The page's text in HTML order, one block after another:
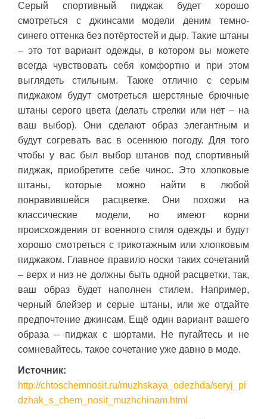
Серый спортивный пиджак будет хорошо
смотреться с джинсами модели деним темно-
синего оттенка без потёртостей и дыр. Такие штаны
– это тот вариант одежды, в котором вы можете
всегда чувствовать себя комфортно и при этом
выглядеть стильным. Также отлично с серым
пиджаком будут смотреться шерстяные брючные
штаны серого цвета (делать стрелки или нет – на
ваш выбор). Они сделают образ элегантным и
будут согревать вас в осеннюю погоду. Для того
чтобы у вас был выбор штанов под спортивный
пиджак, приобретите себе чинос. Это хлопковые
штаны, которые можно найти в любой
понравившейся расцветке. Они похожи на
классические модели, но имеют корни
происхождения от военного стиля одежды и будут
хорошо смотреться с трикотажным или хлопковым
пиджаком. Главное правило носки таких сочетаний
– верх и низ не должны быть одной расцветки, так,
ваш образ будет наполнен стилем. Например,
черный блейзер и серые штаны, или же отдайте
предпочтение джинсам. Ещё один вариант вашего
образа – пиджак с шортами. Не пугайтесь и не
сомневайтесь, такое сочетание уже давно в моде.
Источник:
http://chtoschemnosit.ru/muzhskaya_odezhda/seryj_pi
dzhak_s_chem_nosit_muzhchinam.html